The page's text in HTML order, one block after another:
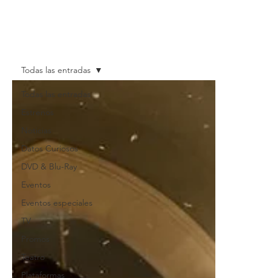
Todas las entradas
Estrenos
Noticias
Datos Curiosos
DVD & Blu-Ray
Eventos
Eventos especiales
TV
Promos
Teatro
Plataformas
Todas las entradas